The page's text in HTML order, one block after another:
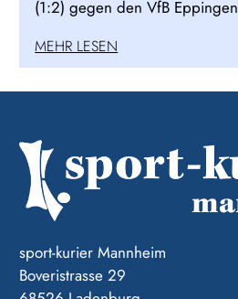
(1:2) gegen den VfB Eppingen
MEHR LESEN
sport-kurier Mannheim
Boveristrasse 29